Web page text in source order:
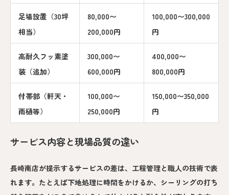
足場設置（30坪
相当）
80,000〜
200,000円
100,000〜300,000
円
高耐久フッ素塗
装（追加）
300,000〜
600,000円
400,000〜
800,000円
付帯部（軒天・
雨樋等）
100,000〜
250,000円
150,000〜350,000
円
サービス内容と現場品質の違い
長崎南店が提示するサービスの差は、工程管理と職人の技術で表
れます。たとえば下地処理に時間をかけるか、シーリングの打ち